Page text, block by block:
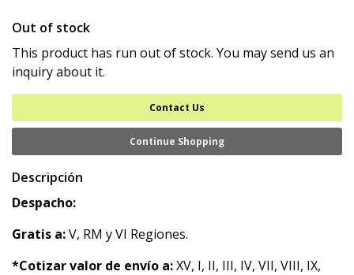
Out of stock
This product has run out of stock. You may send us an
inquiry about it.
Contact Us
Continue Shopping
Descripción
Despacho:
Gratis a:V, RM y VI Regiones.
*Cotizar valor de envío a:XV, I, II, III, IV, VII, VIII, IX,